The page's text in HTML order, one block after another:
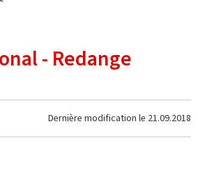
- Redange
Dernière modification le 21.09.2018